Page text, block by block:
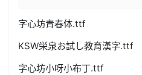
字心坊青春体.ttf
KSW栄泉お試し教育漢字.ttf
字心坊小呀小布丁.ttf